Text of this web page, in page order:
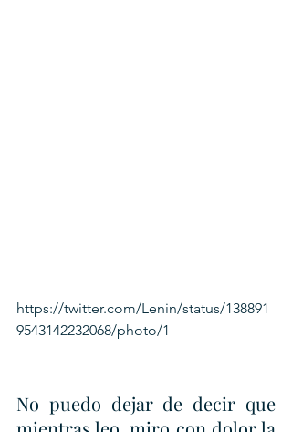
https://twitter.com/Lenin/status/138891
9543142232068/photo/1
No puedo dejar de decir que